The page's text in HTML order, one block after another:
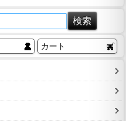
カート